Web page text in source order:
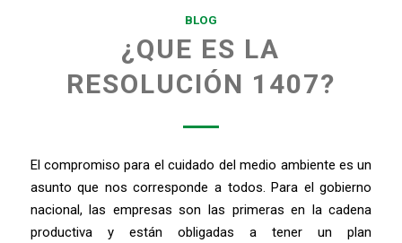
BLOG
¿QUE ES LA
RESOLUCIÓN 1407?
El compromiso para el cuidado del medio ambiente es un
asunto que nos corresponde a todos. Para el gobierno
nacional, las empresas son las primeras en la cadena
productiva y están obligadas a tener un plan